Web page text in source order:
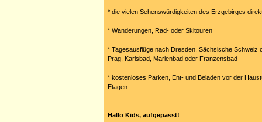
* die vielen Sehenswürdigkeiten des Erzgebirges
* Wanderungen, Rad- oder Skitouren
* Tagesausflüge nach Dresden, Sächsische Schweiz
Prag, Karlsbad, Marienbad oder Franzensbad
* kostenloses Parken, Ent- und Beladen vor der
Etagen
Hallo Kids, aufgepasst!